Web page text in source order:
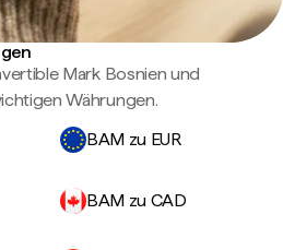
Mark Bosnien und
Währungen.
BAM zu EUR
BAM zu CAD